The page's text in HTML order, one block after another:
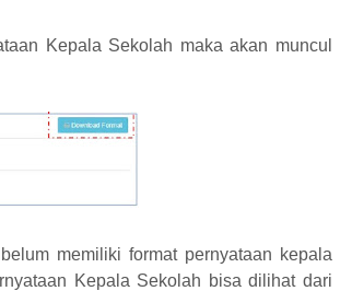
Kepala Sekolah maka akan muncul
memiliki format pernyataan kepala
Kepala Sekolah bisa dilihat dari